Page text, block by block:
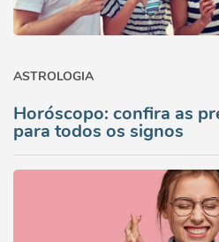
ASTROLOGIA
Horóscopo: confira as
para todos os signos